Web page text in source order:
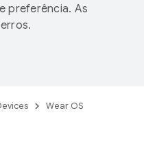
preferência. As
Wear OS